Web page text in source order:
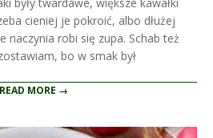
cieniej je pokroić, albo dłużej
naczynia robi się zupa. Schab też
bo w smak był
READ MORE →